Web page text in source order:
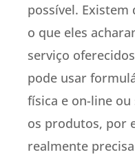
possível. Existem
o que eles
serviço
pode usar
física e on-line
os produtos, por
realmente